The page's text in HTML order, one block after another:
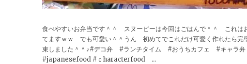
食べやすいお弁当です＾＾ スヌーピーは今回はごはんで＾＾ これ
てますｗｗ でも可愛い＾＾うん 初めてでこれだけ可愛く作れたら完
束しました＾＾♪#デコ弁 #ランチタイム #おうちカフェ #キャ
#japanesefood #ｃharacterfood ...